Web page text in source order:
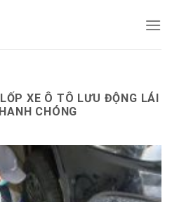
XE Ô TÔ LƯU ĐỘNG LÁI
CHÓNG